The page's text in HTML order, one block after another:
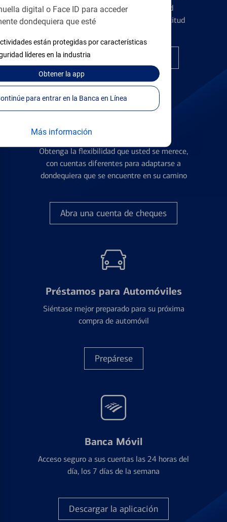
digital o Face ID para acceder
dondequiera que esté
están protegidas por características
líderes en la industria
Obtenerla app
Continúe para entrar en la Banca en Línea
Más información
de tarjetas de crédito y la identidad
financiera antes de presentar una solicitud
Encuentre la tarjeta correcta
Cuentas de Cheques
Obtenga la flexibilidad que usted se merece,
con cuentas diferentes para adaptarse a
dondequiera que se encuentre en su camino
Abra una cuenta de cheques
Préstamos para Automóviles
Siéntase mejor preparado para su próxima
compra de automóvil
Prepárese
Banca Móvil
Acceso seguro a sus cuentas las 24 horas del
día, los 7 días de la semana
Descargar la aplicación